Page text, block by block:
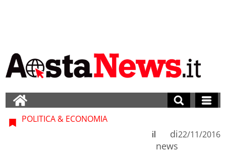
POLITICA & ECONOMIA
di
news
il 22/11/2016